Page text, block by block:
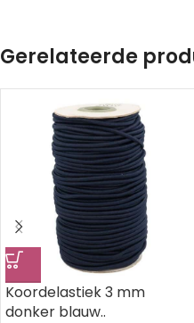
Gerelateerde
Koordelastiek 3 mm
donker blauw..